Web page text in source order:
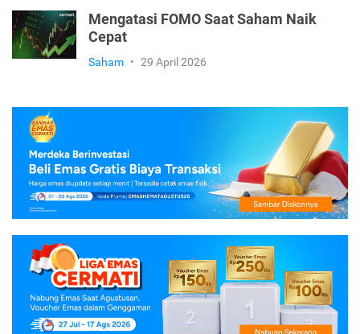
Mengatasi FOMO Saat Saham Naik
Cepat
Saham • 29 April 2026